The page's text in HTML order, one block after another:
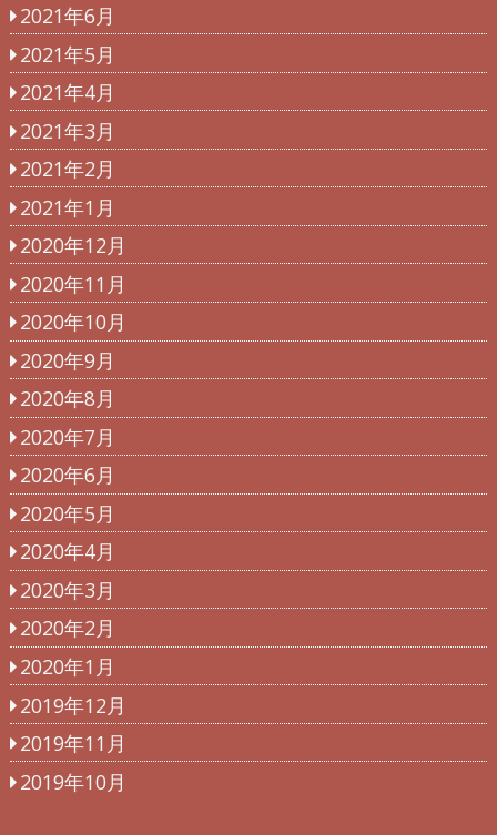
2021年6月
2021年5月
2021年4月
2021年3月
2021年2月
2021年1月
2020年12月
2020年11月
2020年10月
2020年9月
2020年8月
2020年7月
2020年6月
2020年5月
2020年4月
2020年3月
2020年2月
2020年1月
2019年12月
2019年11月
2019年10月